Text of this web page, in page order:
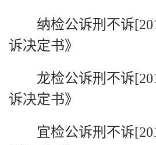
纳检公诉刑不诉
诉决定书》
龙检公诉刑不诉
诉决定书》
宜检公诉刑不诉